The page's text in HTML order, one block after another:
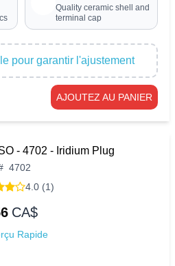
Quality ceramic shell and
terminal cap
pour garantir l'ajustement
AJOUTEZ AU PANIER
- 4702 - Iridium Plug
4702
4.0 (1)
CA$
Rapide